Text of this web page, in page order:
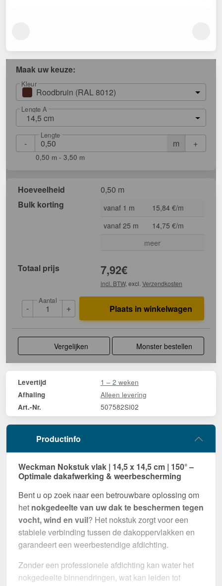
Maak uw keuze:
Kleur
Roodbruin (RAL 8012)
Lengte A
14,5 cm
- m
Lengte
+
0,50 m - 3,50 m
Hoeveelheid
0,50 m
Bulk korting
vanaf 1 m
15,84 €/m
vanaf 25 m
14,75 €/m
meer
Totaal prijs 7,92€
incl. BTW, excl. Verzendkosten
-
Aantal
+ Plaats in winkelwagen
Vergelijken Monster bestellen
Levertijd 1 – 2 weken
Afhaling Alleen levering
Art.-Nr. 507582SI02
Productinfo
Weckman Nokstuk vlak | 14,5 x 14,5 cm | 150° –
Optimale dakafwerking & weerbescherming
Bent u op zoek naar een betrouwbare oplossing om
het nokgedeelte van uw dak te beschermen tegen
vocht, wind en vuil? Het nokstuk zorgt voor een
stabiele verbinding tussen de dakoppervlakken en
garandeert een weerbestendige afdichting.
Zonder een professionele afdichting kan water het
nokgedeelte binnendringen, wat kan leiden tot